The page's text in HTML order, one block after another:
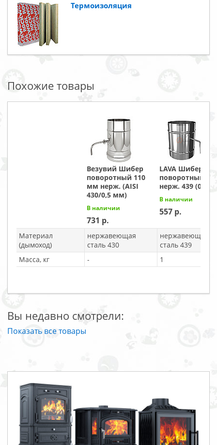
Термоизоляция
Похожие товары
Везувий Шибер
поворотный 110
мм нерж. (AISI
430/0,5 мм)
В наличии
731
LAVA Шибер
поворотный
нерж. 439 (0,8)
В наличии
557
Материал
(дымоход)
нержавеющая
сталь 430
нержавеющая
сталь 439
Масса, кг
- 1
Вы недавно смотрели:
Показать все товары